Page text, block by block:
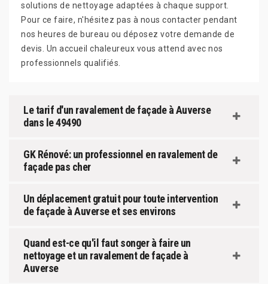
solutions de nettoyage adaptées à chaque support.
Pour ce faire, n'hésitez pas à nous contacter pendant
nos heures de bureau ou déposez votre demande de
devis. Un accueil chaleureux vous attend avec nos
professionnels qualifiés.
Le tarif d'un ravalement de façade à Auverse
dans le 49490
GK Rénové: un professionnel en ravalement de
façade pas cher
Un déplacement gratuit pour toute intervention
de façade à Auverse et ses environs
Quand est-ce qu'il faut songer à faire un
nettoyage et un ravalement de façade à
Auverse